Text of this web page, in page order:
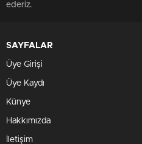
ederiz.
SAYFALAR
Üye Girişi
Üye Kaydı
Künye
Hakkımızda
İletişim